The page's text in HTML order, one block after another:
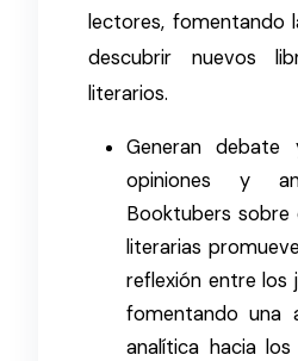
lectores, fomentando
descubrir nuevos
literarios.
Generan debate
opiniones y
Booktubers sobre
literarias
reflexión entre los
fomentando una
analítica hacia